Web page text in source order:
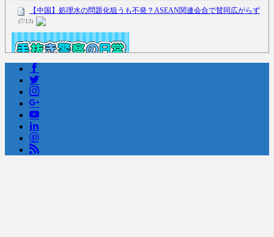
【中国】処理水の問題化狙うも不発？ASEAN関連会合で賛同広がらず
(7/13)
Powered by livedoor 相互RSS